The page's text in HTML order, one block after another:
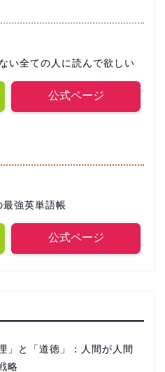
い全ての人に読んで欲しい
公式ページ
強英単語帳
公式ページ
」と「道徳」：人間が人間
略